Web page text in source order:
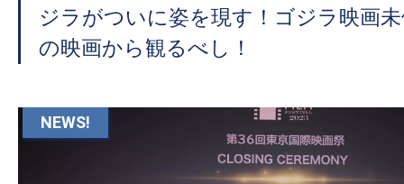
ジラがついに姿を現す！ゴジラ映画
の映画から観るべし！
NEWS!